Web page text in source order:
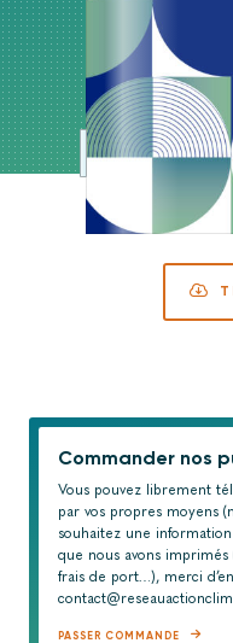
Commander nos
Vous pouvez librement
par vos propres moyens
souhaitez une
que nous avons
frais de port…), merci
PASSER COMMANDE